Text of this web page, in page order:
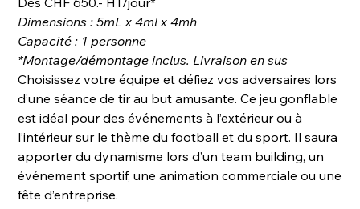
Dimensions : 5mL x 4ml x 4mh
Capacité : 1 personne
*Montage/démontage inclus. Livraison en sus
Choisissez votre équipe et défiez vos adversaires lors
d’une séance de tir au but amusante. Ce jeu gonflable
est idéal pour des événements à l’extérieur ou à
l’intérieur sur le thème du football et du sport. Il saura
apporter du dynamisme lors d’un team building, un
événement sportif, une animation commerciale ou une
fête d’entreprise.